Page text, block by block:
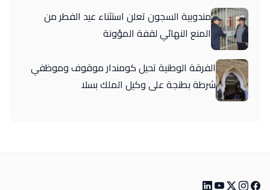
مندوبية السجون تعلن استثناء عيد الفطر من
المنع النهائي لقفة المؤونة
الفرقة الوطنية تحيل كومندار موقوف وموظفي
شرطة بطنجة على وكيل الملك بسلا